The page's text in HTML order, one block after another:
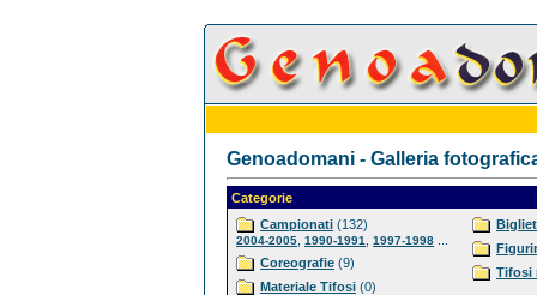
Genoadomani - Galleria
Categorie
Campionati (132)
2004-2005 1990-1991 1997-1998
Coreografie (9)
Materiale Tifosi (0)
Tifosi